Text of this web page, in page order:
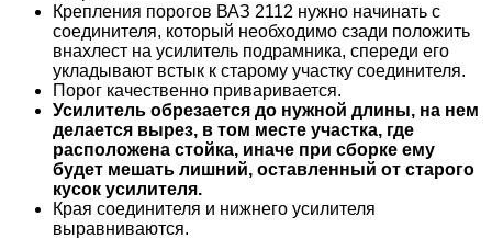
Крепления порогов ВАЗ 2112 нужно начинать с
соединителя, который необходимо сзади положить
внахлест на усилитель подрамника, спереди его
укладывают встык к старому участку соединителя.
Порог качественно приваривается.
Усилитель обрезается до нужной длины, на нем
делается вырез, в том месте участка, где
расположена стойка, иначе при сборке ему
будет мешать лишний, оставленный от старого
кусок усилителя.
Края соединителя и нижнего усилителя
выравниваются.